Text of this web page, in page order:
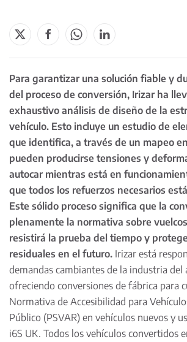
Para garantizar una solución fiable y
del proceso de conversión, Irizar ha
exhaustivo análisis de diseño de la
vehículo. Esto incluye un estudio de
que identifica, a través de un mapeo
pueden producirse tensiones y
autocar mientras está en
que todos los refuerzos necesarios
Este sólido proceso significa que la
plenamente la normativa sobre vuelcos
resistirá la prueba del tiempo y
residuales en el futuro. Irizar está
demandas cambiantes de la industria del
ofreciendo conversiones de fábrica para
Normativa de Accesibilidad para
Público (PSVAR) en vehículos nuevos y
i6S UK. Todos los vehículos convertidos